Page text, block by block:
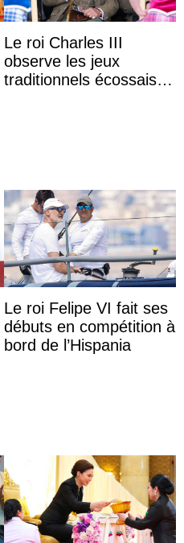
Le roi Charles III
observe les jeux
traditionnels écossais
Le roi Felipe VI fait ses
débuts en compétition à
bord de l’Hispania